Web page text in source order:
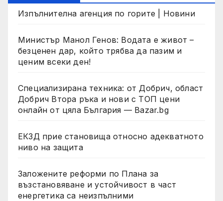
Изпълнителна агенция по горите | Новини
Министър Манол Генов: Водата е живот –
безценен дар, който трябва да пазим и
ценим всеки ден!
Специализирана техника: от Добрич, област
Добрич Втора ръка и нови с ТОП цени
онлайн от цяла България — Bazar.bg
ЕКЗД прие становища относно адекватното
ниво на защита
Заложените реформи по Плана за
възстановяване и устойчивост в част
енергетика са неизпълними